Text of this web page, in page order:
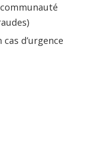
d’urgence